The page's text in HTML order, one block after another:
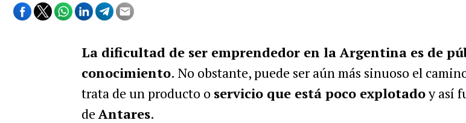
La dificultad de ser emprendedor en la Argentina es de
conocimiento. No obstante, puede ser aún más sinuoso el
trata de un producto o servicio que está poco explotadoy así
deAntares.